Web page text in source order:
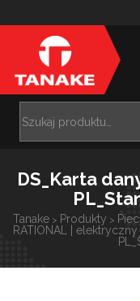
DS_Karta
Tanake> Produkty >
RATIONAL | elektryczny